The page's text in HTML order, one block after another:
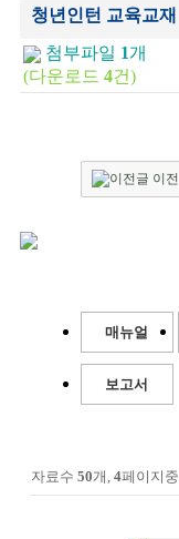
청년인턴 교육교재
첨부파일 1개
(다운로드 4건)
이전
매뉴얼
보고서
자료수 50개, 4페이지중